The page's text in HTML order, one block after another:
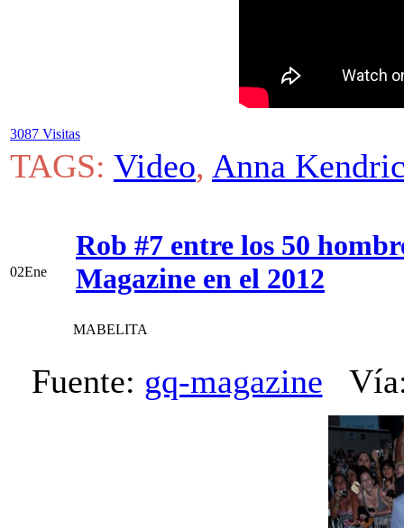
3087 Visitas
TAGS: Video, Anna
02Ene
Rob #7 entre los 50
Magazine en el 2012
MABELITA
Fuente: gq-magazine